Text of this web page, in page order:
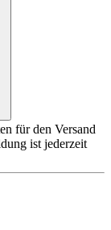
für den Versand
ist jederzeit